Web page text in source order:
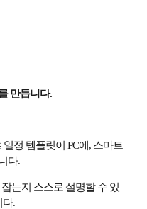
만듭니다.
정 템플릿이 PC에 , 스마트
다.
는지 스스로 설명할 수 있
다.